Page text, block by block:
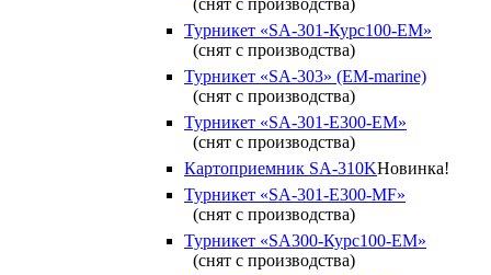
(снят с производства)
Турникет «SA-301-Курс100-ЕМ»
(снят с производства)
Турникет «SA-303» (EM-marine)
(снят с производства)
Турникет «SA-301-Е300-ЕМ»
(снят с производства)
Картоприемник SA-310KНовинка!
Турникет «SA-301-Е300-MF»
(снят с производства)
Турникет «SA300-Курс100-ЕМ»
(снят с производства)